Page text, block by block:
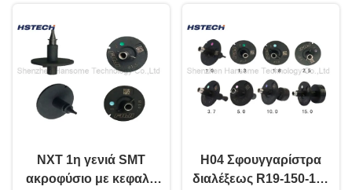
NXT 1η γενιά SMT
ακροφύσιο με κεφαλή
H04 Σφουγγαρίστρα
διαλέξεως R19-150-155